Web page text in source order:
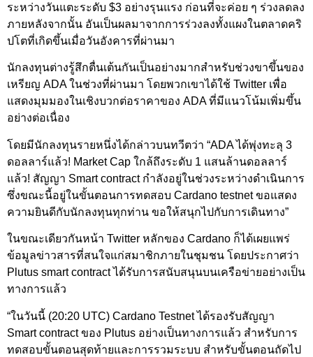
ระหว่างวันแตะระดับ $3 อย่างรุนแรง ก่อนที่จะค่อย ๆ ร่วงลดลง
ภายหลังจากนั้น อันเป็นผลมาจากการร่วงลงทั้งแผงในตลาดคริ
ปโตที่เกิดขึ้นเมื่อวันอังคารที่ผ่านมา
นักลงทุนต่างรู้สึกตื่นเต้นกันเป็นอย่างมากสำหรับช่วงขาขึ้นของ
เหรียญ ADA ในช่วงที่ผ่านมา โดยพวกเขาได้ใช้ Twitter เพื่อ
แสดงมุมมองในเชิงบวกต่อราคาของ ADA ที่มีแนวโน้มเพิ่มขึ้น
อย่างต่อเนื่อง
โดยมีนักลงทุนรายหนึ่งได้กล่าวบนทวีตว่า “ADA ได้พุ่งทะลุ 3
ดอลลาร์แล้ว! Market Cap ใกล้ถึงระดับ 1 แสนล้านดอลลาร์
แล้ว! สัญญา Smart contract กำลังอยู่ในช่วงระหว่างดำเนินการ
ซึ่งขณะนี้อยู่ในขั้นตอนการทดสอบ Cardano testnet ขอแสดง
ความยินดีกับนักลงทุนทุกท่าน ขอให้สนุกไปกับการเดินทาง”
ในขณะเดียวกันหน้า Twitter หลักของ Cardano ก็ได้เผยแพร่
ข้อมูลข่าวสารที่สนใจแก่สมาชิกภายในชุมชน โดยประกาศว่า
Plutus smart contract ได้รับการสนับสนุนบนเครือข่ายอย่างเป็น
ทางการแล้ว
“ในวันนี้ (20:20 UTC) Cardano Testnet ได้รองรับสัญญา
Smart contract ของ Plutus อย่างเป็นทางการแล้ว สำหรับการ
ทดสอบขั้นตอนสุดท้ายและการรวมระบบ สำหรับขั้นตอนถัดไป